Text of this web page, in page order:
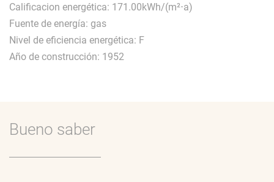
Calificacion energética: 171.00kWh/(m²⋅a)
Fuente de energía: gas
Nivel de eficiencia energética: F
Año de construcción: 1952
Bueno saber